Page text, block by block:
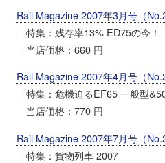
Rail Magazine 2007年3月号（
特集：残存率13% ED75の今！
当店価格：660 円
Rail Magazine 2007年4月号（
特集：危機迫るEF65 一般型
当店価格：770 円
Rail Magazine 2007年7月号（
特集：貨物列車 2007